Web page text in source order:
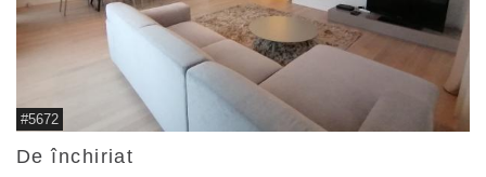
#5672
De închiriat